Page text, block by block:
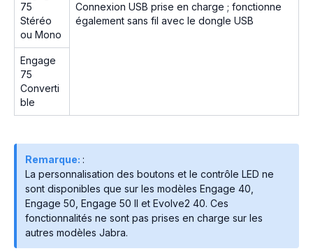
Connexion USB prise en charge ; fonctionne
également sans fil avec le dongle USB
75
Stéréo
ou Mono
Engage
75
Converti
ble
Remarque: :
La personnalisation des boutons et le contrôle LED ne
sont disponibles que sur les modèles Engage 40,
Engage 50, Engage 50 II et Evolve2 40. Ces
fonctionnalités ne sont pas prises en charge sur les
autres modèles Jabra.